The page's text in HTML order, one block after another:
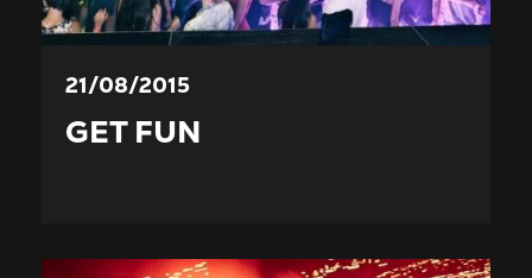
21/08/2015
GET FUN